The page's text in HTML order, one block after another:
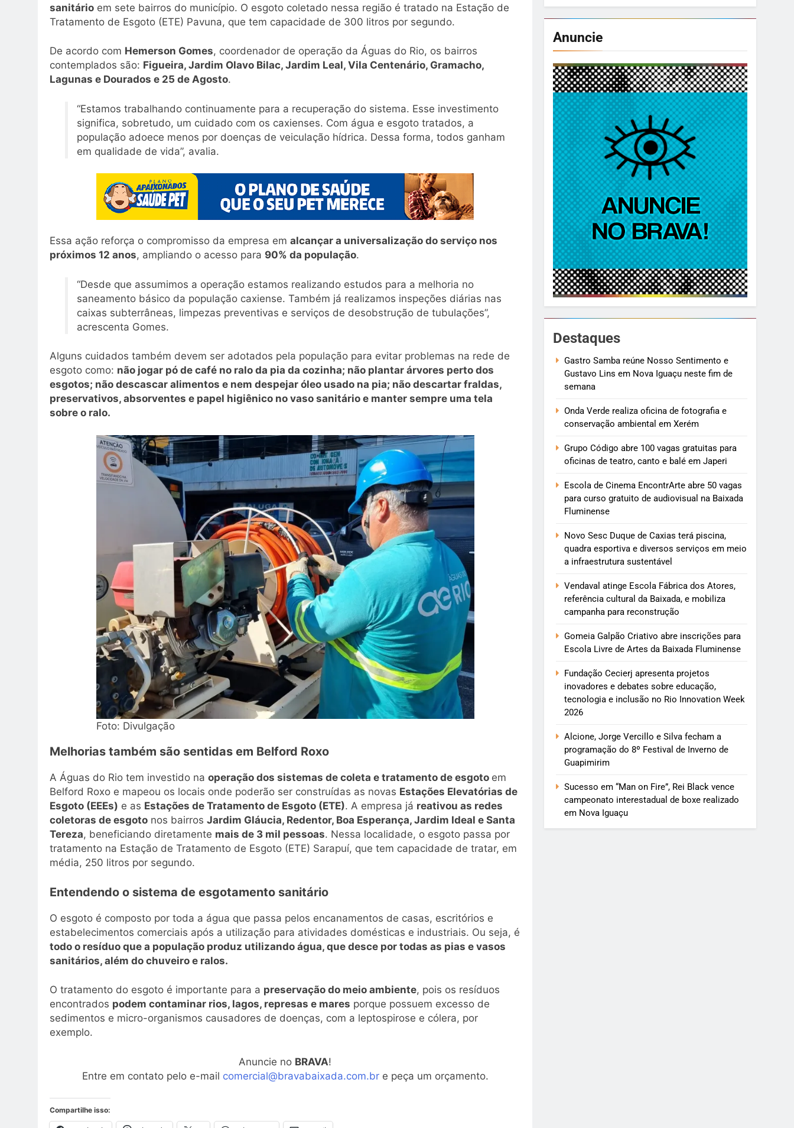
sanitário em sete bairros do município. O esgoto coletado nessa região é tratado na Estação de
Tratamento de Esgoto (ETE) Pavuna, que tem capacidade de 300 litros por segundo.
De acordo com Hemerson Gomes, coordenador de operação da Águas do Rio, os bairros
contemplados são: Figueira, Jardim Olavo Bilac, Jardim Leal, Vila Centenário, Gramacho,
Lagunas e Dourados e 25 de Agosto.
“Estamos trabalhando continuamente para a recuperação do sistema. Esse investimento
significa, sobretudo, um cuidado com os caxienses. Com água e esgoto tratados, a
população adoece menos por doenças de veiculação hídrica. Dessa forma, todos ganham
em qualidade de vida”, avalia.
Essa ação reforça o compromisso da empresa em alcançar a universalização do serviço nos
próximos 12 anos, ampliando o acesso para 90% da população.
“Desde que assumimos a operação estamos realizando estudos para a melhoria no
saneamento básico da população caxiense. Também já realizamos inspeções diárias nas
caixas subterrâneas, limpezas preventivas e serviços de desobstrução de tubulações”,
acrescenta Gomes.
Alguns cuidados também devem ser adotados pela população para evitar problemas na rede de
esgoto como: não jogar pó de café no ralo da pia da cozinha; não plantar árvores perto dos
esgotos; não descascar alimentos e nem despejar óleo usado na pia; não descartar fraldas,
preservativos, absorventes e papel higiênico no vaso sanitário e manter sempre uma tela
sobre o ralo.
Foto: Divulgação
Melhorias também são sentidas em Belford Roxo
A Águas do Rio tem investido na operação dos sistemas de coleta e tratamento de esgoto em
Belford Roxo e mapeou os locais onde poderão ser construídas as novas Estações Elevatórias de
Esgoto (EEEs) e as Estações de Tratamento de Esgoto (ETE). A empresa já reativou as redes
coletoras de esgoto nos bairros Jardim Gláucia, Redentor, Boa Esperança, Jardim Ideal e Santa
Tereza, beneficiando diretamente mais de 3 mil pessoas. Nessa localidade, o esgoto passa por
tratamento na Estação de Tratamento de Esgoto (ETE) Sarapuí, que tem capacidade de tratar, em
média, 250 litros por segundo.
Entendendo o sistema de esgotamento sanitário
O esgoto é composto por toda a água que passa pelos encanamentos de casas, escritórios e
estabelecimentos comerciais após a utilização para atividades domésticas e industriais. Ou seja, é
todo o resíduo que a população produz utilizando água, que desce por todas as pias e vasos
sanitários, além do chuveiro e ralos.
O tratamento do esgoto é importante para a preservação do meio ambiente, pois os resíduos
encontrados podem contaminar rios, lagos, represas e mares porque possuem excesso de
sedimentos e micro-organismos causadores de doenças, com a leptospirose e cólera, por
exemplo.
Anuncie no BRAVA!
Entre em contato pelo e-mail comercial@bravabaixada.com.bre peça um orçamento.
Compartilhe isso:
Anuncie
Destaques
Gastro Samba reúne Nosso Sentimento e
Gustavo Lins em Nova Iguaçu neste fim de
semana
Onda Verde realiza oficina de fotografia e
conservação ambiental em Xerém
Grupo Código abre 100 vagas gratuitas para
oficinas de teatro, canto e balé em Japeri
Escola de Cinema EncontrArte abre 50 vagas
para curso gratuito de audiovisual na Baixada
Fluminense
Novo Sesc Duque de Caxias terá piscina,
quadra esportiva e diversos serviços em meio
a infraestrutura sustentável
Vendaval atinge Escola Fábrica dos Atores,
referência cultural da Baixada, e mobiliza
campanha para reconstrução
Gomeia Galpão Criativo abre inscrições para
Escola Livre de Artes da Baixada Fluminense
Fundação Cecierj apresenta projetos
inovadores e debates sobre educação,
tecnologia e inclusão no Rio Innovation Week
2026
Alcione, Jorge Vercillo e Silva fecham a
programação do 8º Festival de Inverno de
Guapimirim
Sucesso em “Man on Fire”, Rei Black vence
campeonato interestadual de boxe realizado
em Nova Iguaçu